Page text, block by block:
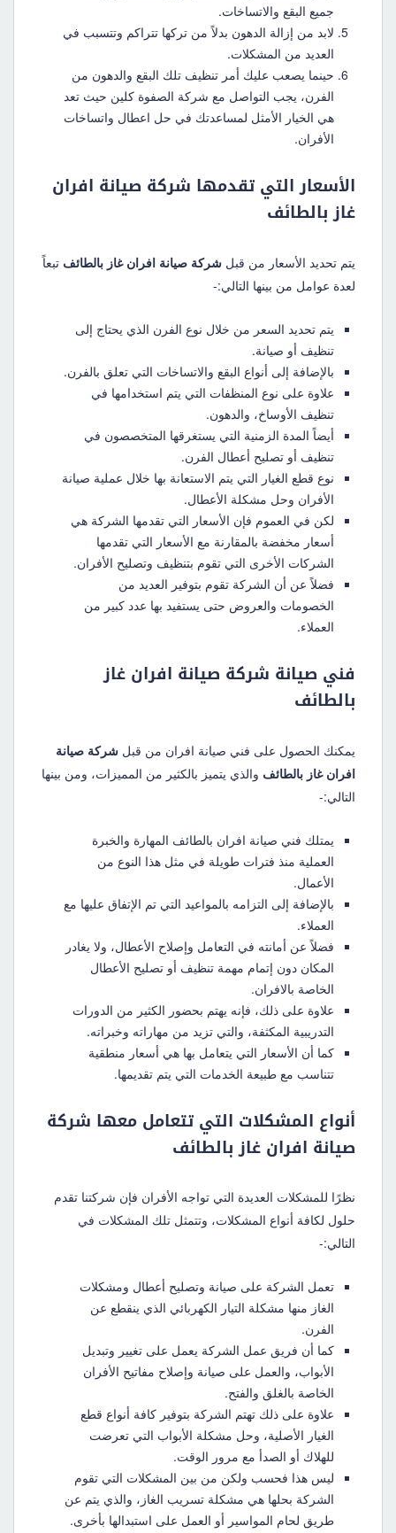
جميع البقع والاتساخات.
لابد من إزالة الدهون بدلاً من تركها تتراكم وتتسبب في
العديد من المشكلات.
حينما يصعب عليك أمر تنظيف تلك البقع والدهون من
الفرن، يجب التواصل مع شركة الصفوة كلين حيث تعد
هي الخيار الأمثل لمساعدتك في حل اعطال واتساخات
الأفران.
الأسعار التي تقدمها شركة صيانة افران
غاز بالطائف
يتم تحديد الأسعار من قبل شركة صيانة افران غاز بالطائف تبعاً
لعدة عوامل من بينها التالي:-
يتم تحديد السعر من خلال نوع الفرن الذي يحتاج إلى
تنظيف أو صيانة.
بالإضافة إلى أنواع البقع والاتساخات التي تعلق بالفرن.
علاوة على نوع المنظفات التي يتم استخدامها في
تنظيف الأوساخ، والدهون.
أيضاً المدة الزمنية التي يستغرقها المتخصصون في
تنظيف أو تصليح أعطال الفرن.
نوع قطع الغيار التي يتم الاستعانة بها خلال عملية صيانة
الأفران وحل مشكلة الأعطال.
لكن في العموم فإن الأسعار التي تقدمها الشركة هي
أسعار مخفضة بالمقارنة مع الأسعار التي تقدمها
الشركات الأخرى التي تقوم بتنظيف وتصليح الأفران.
فضلاً عن أن الشركة تقوم بتوفير العديد من
الخصومات والعروض حتى يستفيد بها عدد كبير من
العملاء.
فني صيانة شركة صيانة افران غاز
بالطائف
يمكنك الحصول على فني صيانة افران من قبل شركة صيانة
افران غاز بالطائف والذي يتميز بالكثير من المميزات، ومن بينها
التالي:-
يمتلك فني صيانة افران بالطائف المهارة والخبرة
العملية منذ فترات طويلة في مثل هذا النوع من
الأعمال.
بالإضافة إلى التزامه بالمواعيد التي تم الإتفاق عليها مع
العملاء.
فضلاً عن أمانته في التعامل وإصلاح الأعطال، ولا يغادر
المكان دون إتمام مهمة تنظيف أو تصليح الأعطال
الخاصة بالافران.
علاوة على ذلك، فإنه يهتم بحضور الكثير من الدورات
التدريبية المكثفة، والتي تزيد من مهاراته وخبراته.
كما أن الأسعار التي يتعامل بها هي أسعار منطقية
تتناسب مع طبيعة الخدمات التي يتم تقديمها.
أنواع المشكلات التي تتعامل معها شركة
صيانة افران غاز بالطائف
نظرًا للمشكلات العديدة التي تواجه الأفران فإن شركتنا تقدم
حلول لكافة أنواع المشكلات، وتتمثل تلك المشكلات في
التالي:-
تعمل الشركة على صيانة وتصليح أعطال ومشكلات
الغاز منها مشكلة التيار الكهربائي الذي ينقطع عن
الفرن.
كما أن فريق عمل الشركة يعمل على تغيير وتبديل
الأبواب، والعمل على صيانة وإصلاح مفاتيح الأفران
الخاصة بالغلق والفتح.
علاوة على ذلك تهتم الشركة بتوفير كافة أنواع قطع
الغيار الأصلية، وحل مشكلة الأبواب التي تعرضت
للهلاك أو الصدأ مع مرور الوقت.
ليس هذا فحسب ولكن من بين المشكلات التي تقوم
الشركة بحلها هي مشكلة تسريب الغاز، والذي يتم عن
طريق لحام المواسير أو العمل على استبدالها بأخرى.